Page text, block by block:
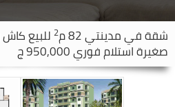
شقة فيمدينتي 2 للبيع
صغيرة استلام فوري 950,000 ج